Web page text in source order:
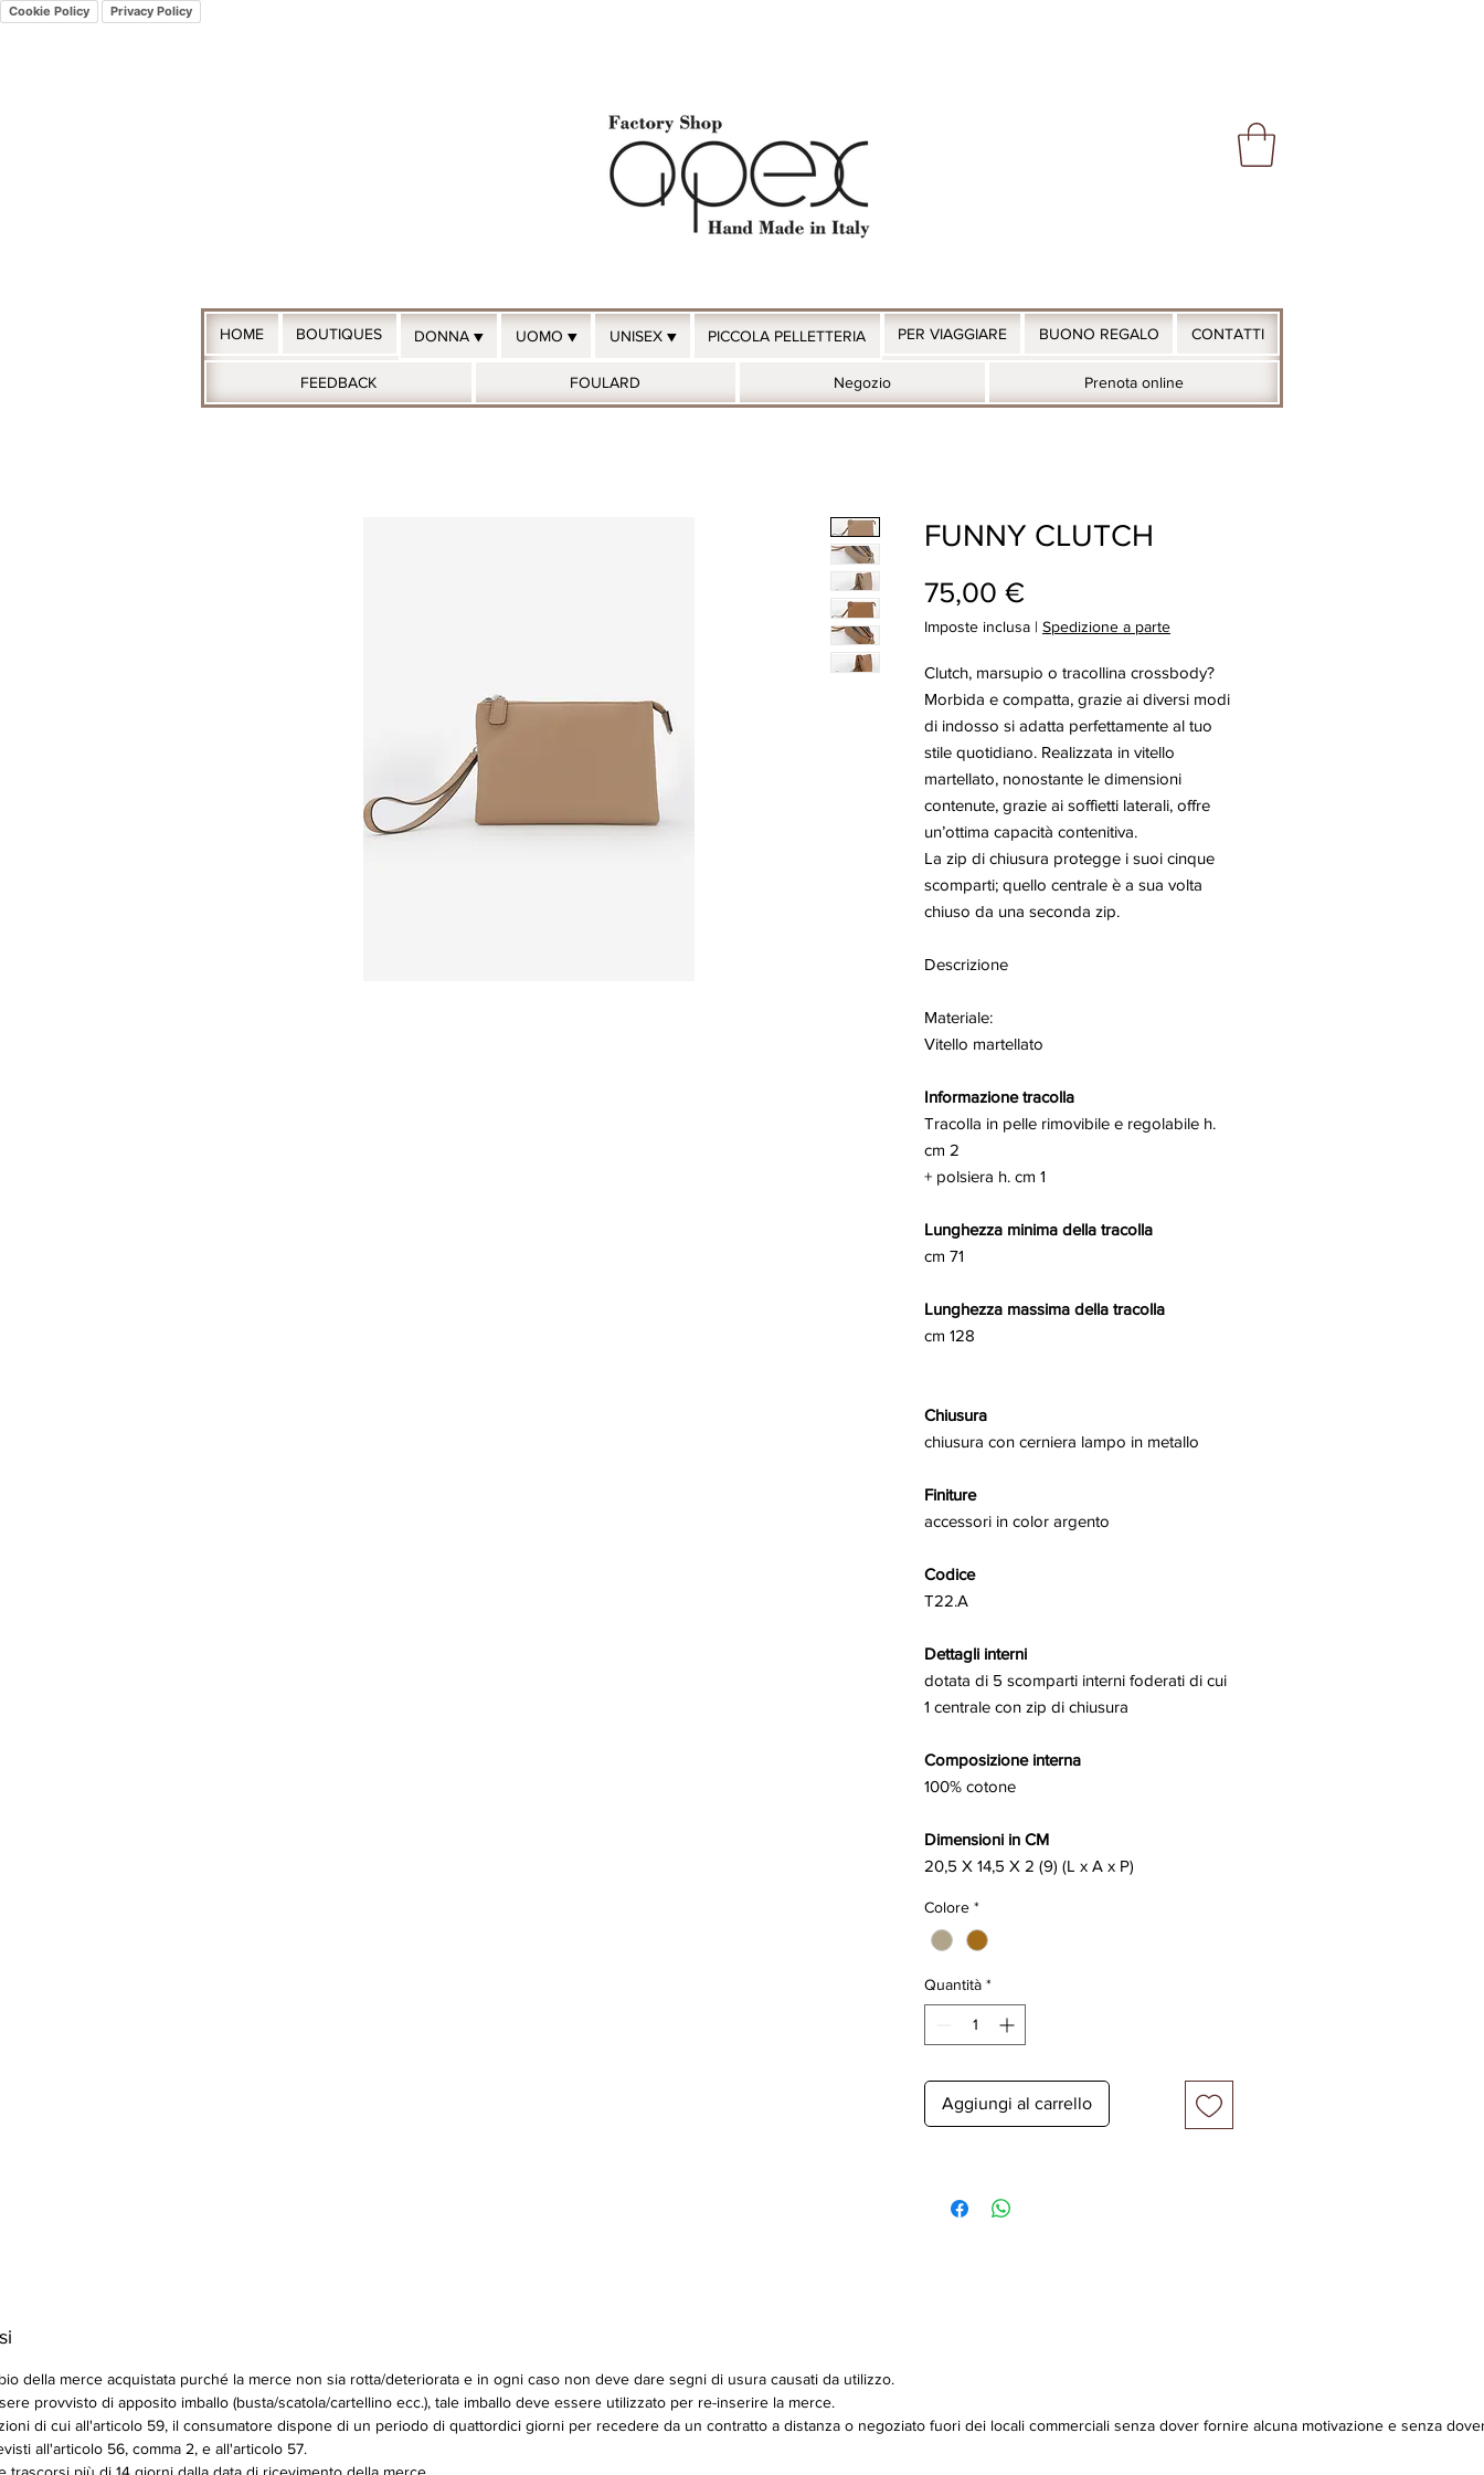
Cookie Policy Privacy Policy
HOME BOUTIQUES DONNA ▼ UOMO ▼ UNISEX ▼ PICCOLA PELLETTERIA PER VIAGGIARE BUONO REGALO CONTATTI
FEEDBACK FOULARD Negozio Prenota online
FUNNY CLUTCH
75,00 €Prezzo
Imposte inclusa | Spedizione a parte
Clutch, marsupio o tracollina crossbody?
Morbida e compatta, grazie ai diversi modi
di indosso si adatta perfettamente al tuo
stile quotidiano. Realizzata in vitello
martellato, nonostante le dimensioni
contenute, grazie ai soffietti laterali, offre
un’ottima capacità contenitiva.
La zip di chiusura protegge i suoi cinque
scomparti; quello centrale è a sua volta
chiuso da una seconda zip.
Descrizione
Materiale:
Vitello martellato
Informazione tracolla
Tracolla in pelle rimovibile e regolabile h.
cm 2
+ polsiera h. cm 1
Lunghezza minima della tracolla
cm 71
Lunghezza massima della tracolla
cm 128
Chiusura
chiusura con cerniera lampo in metallo
Finiture
accessori in color argento
Codice
T22.A
Dettagli interni
dotata di 5 scomparti interni foderati di cui
1 centrale con zip di chiusura
Composizione interna
100% cotone
Dimensioni in CM
20,5 X 14,5 X 2 (9) (L x A x P)
Colore *
Quantità *
Aggiungi al carrello
della merce acquistata purché la merce non sia rotta/deteriorata e in ogni caso non deve dare segni di usura causati da utilizzo.
provvisto di apposito imballo (busta/scatola/cartellino ecc.), tale imballo deve essere utilizzato per re-inserire la merce.
di cui all'articolo 59, il consumatore dispone di un periodo di quattordici giorni per recedere da un contratto a distanza o negoziato fuori dei locali commerciali senza dover fornire alcuna motivazione e senza
all'articolo 56, comma 2, e all'articolo 57.